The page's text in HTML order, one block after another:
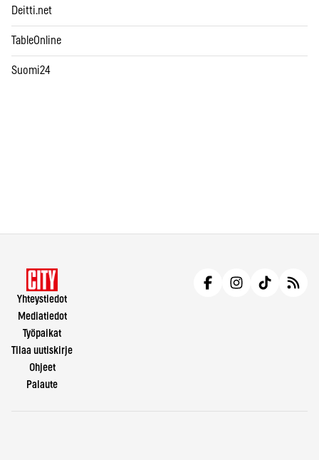
Deitti.net
TableOnline
Suomi24
Yhteystiedot
Mediatiedot
Työpaikat
Tilaa uutiskirje
Ohjeet
Palaute